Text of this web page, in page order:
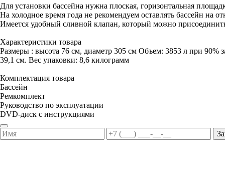
Для установки бассейна нужна плоская, горизонтальная
На холодное время года не рекомендуем оставлять бассейн на
Имеется удобный сливной клапан, который можно
Характеристики товара
Размеры : высота 76 см, диаметр 305 см Объем: 3853 л при 90%
39,1 см. Вес упаковки: 8,6 килограмм
Комплектация товара
Бассейн
Ремкомплект
Руководство по эксплуатации
DVD-диск с инструкциями